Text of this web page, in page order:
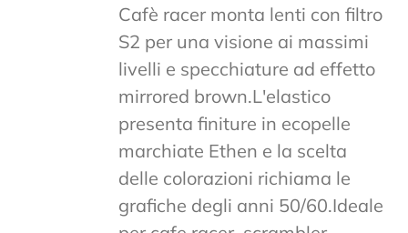
Cafè racer monta lenti con filtro
S2 per una visione ai massimi
livelli e specchiature ad effetto
mirrored brown.L'elastico
presenta finiture in ecopelle
marchiate Ethen e la scelta
delle colorazioni richiama le
grafiche degli anni 50/60.Ideale